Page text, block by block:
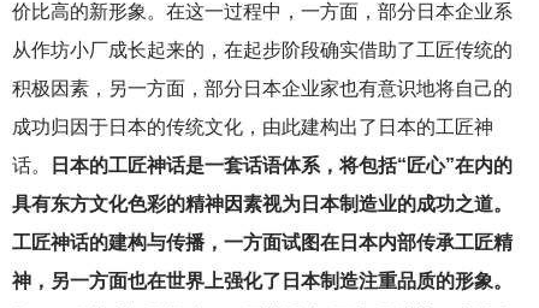
价比高的新形象。在这一过程中，一方面，部分日本企业系
从作坊小厂成长起来的，在起步阶段确实借助了工匠传统的
积极因素，另一方面，部分日本企业家也有意识地将自己的
成功归因于日本的传统文化，由此建构出了日本的工匠神
话。
日本的工匠神话是一套话语体系，将包括“匠心”在内的
具有东方文化色彩的精神因素视为日本制造业的成功之道。
工匠神话的建构与传播，一方面试图在日本内部传承工匠精
神，另一方面也在世界上强化了日本制造注重品质的形象。